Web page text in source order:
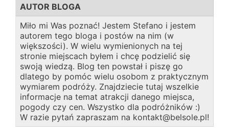
AUTOR BLOGA
Miło mi Was poznać! Jestem Stefano i jestem
autorem tego bloga i postów na nim (w
większości). W wielu wymienionych na tej
stronie miejscach byłem i chcę podzielić się
swoją wiedzą. Blog ten powstał i piszę go
dlatego by pomóc wielu osobom z praktycznym
wymiarem podróży. Znajdziecie tutaj wszelkie
informacje na temat atrakcji danego miejsca,
pogody czy cen. Wszystko dla podróżników :)
W razie pytań zapraszam na kontakt@belsole.pl!